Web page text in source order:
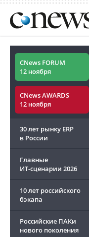
CNews FORUM
12 ноября
CNews AWARDS
12 ноября
30 лет рынку ERP
в России
Главные
ИТ-сценарии 2026
10 лет российского
бэкапа
Российские ПАКи
нового поколения